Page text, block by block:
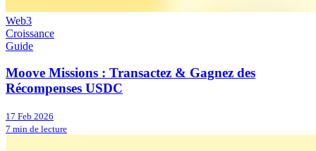
Web3
Croissance
Guide
Moove Missions : Transactez & Gagnez des
Récompenses USDC
17 Feb 2026
7 min de lecture